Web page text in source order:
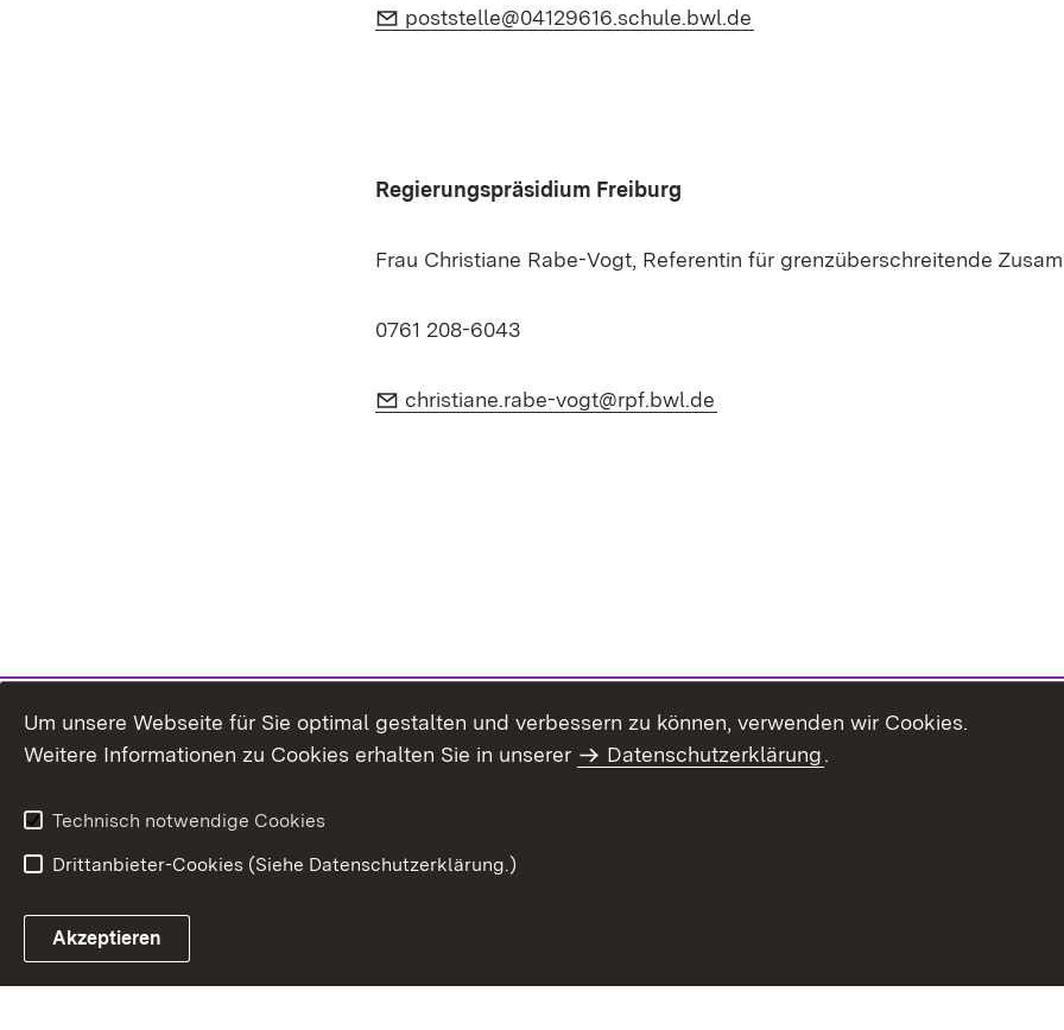
E-Mail:
poststelle@04129616.schule.bwl.de
Regierungspräsidium Freiburg
Frau Christiane Rabe-Vogt, Referentin für grenzüberschreitende
0761 208-6043
E-Mail:
christiane.rabe-vogt@rpf.bwl.de
Um unsere Webseite für Sie optimal gestalten und verbessern zu können, verwenden wir Cookies.
Weitere Informationen zu Cookies erhalten Sie in unserer
Datenschutzerklärung.
Technisch notwendige Cookies
Drittanbieter-Cookies (Siehe Datenschutzerklärung.)
Akzeptieren